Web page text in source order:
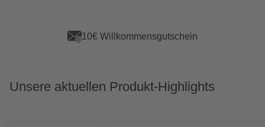
10€ Willkommensgutschein
Unsere aktuellen Produkt-Highlights